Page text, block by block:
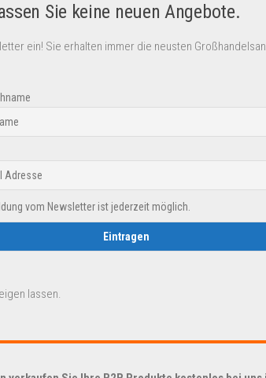
Sie keine neuen Angebote.
ein! Sie erhalten immer die neusten
vom Newsletter ist jederzeit möglich.
lassen.